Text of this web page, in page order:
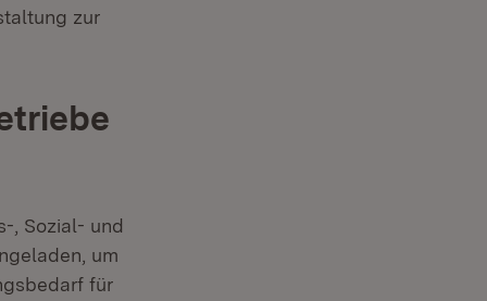
zur
, Sozial- und
um
für